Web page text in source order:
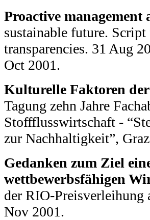
Proactive management
sustainable future.
transparencies. 31 Aug
Oct 2001.
Kulturelle Faktoren
Tagung zehn Jahre
Stoffflusswirtschaft -
zur Nachhaltigkeit”,
Gedanken zum Ziel
wettbewerbsfähigen
der RIO-
Nov 2001.